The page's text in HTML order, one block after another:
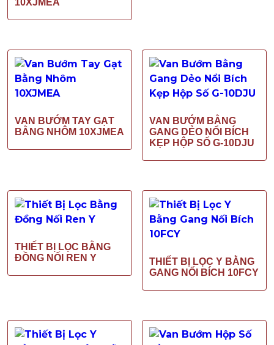
10XJMEA
VAN BƯỚM TAY GẠT
BẰNG NHÔM 10XJMEA
VAN BƯỚM BẰNG
GANG DẺO NỔI BÍCH
KẸP HỘP SỐ G-10DJU
THIẾT BỊ LỌC BẰNG
ĐỒNG NỐI REN Y
THIẾT BỊ LỌC Y BẰNG
GANG NỐI BÍCH 10FCY